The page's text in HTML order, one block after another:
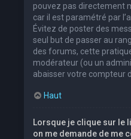
pouvez pas directement
car il est paramétré par
Évitez de poster des
seul but de passer au
des forums, cette
modérateur (ou un
abaisser votre compteur
Haut
Lorsque je clique sur le
on me demande de me